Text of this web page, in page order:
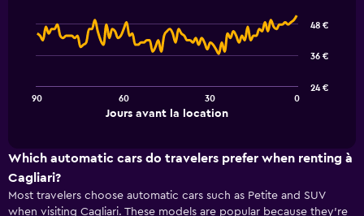
axis
displaying
0
chart
with
The
1
axis
displaying
Jours avant la location
90 60 30 0
24 €
36 €
48 €
Which automatic cars do travelers prefer when renting à
Cagliari?
Most travelers choose automatic cars such as Petite and SUV
when visiting Cagliari. These models are popular because they’re